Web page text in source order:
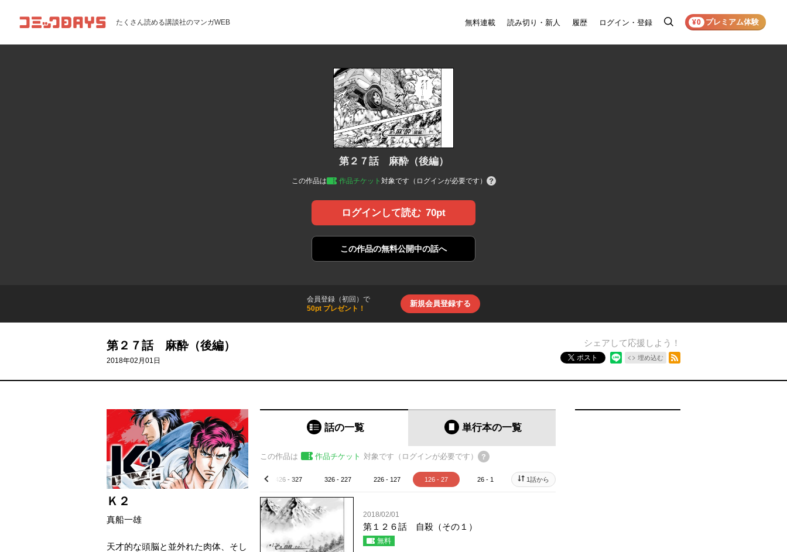
コミックDAYS たくさん読める講談社のマンガWEB 無料連載 読み切り・新人 履歴 ログイン・登録
検
¥0 プレミアム体験
第２７話 麻酔（後編）
この作品は 作品チケット 対象です（ログインが必要です）
ログインして読む 70pt
この作品の無料公開中の話へ
会員登録（初回）で
50pt プレゼント！
新規会員登録する
第２７話 麻酔（後編）
2018年02月01日
シェアして応援しよう！
ポスト 埋め込む
Ｋ２
真船一雄
天才的な頭脳と並外れた肉体、そし
話の一覧 単行本の一覧
この作品は 作品チケット 対象です（ログインが必要です）
526 - 427 426 - 327 326 - 227 226 - 127 126 - 27 26 - 1
prev 1話から
2018/02/01
第１２６話 自殺（その１）
無料